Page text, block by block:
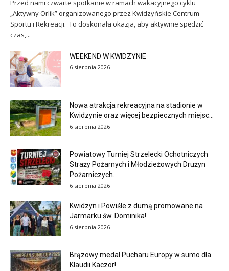
Przed nami czwarte spotkanie w ramach wakacyjnego cyklu
„Aktywny Orlik” organizowanego przez Kwidzyńskie Centrum
Sportu i Rekreacji. To doskonała okazja, aby aktywnie spędzić
czas,...
WEEKEND W KWIDZYNIE
6 sierpnia 2026
Nowa atrakcja rekreacyjna na stadionie w
Kwidzynie oraz więcej bezpiecznych miejsc...
6 sierpnia 2026
Powiatowy Turniej Strzelecki Ochotniczych
Straży Pożarnych i Młodzieżowych Drużyn
Pożarniczych.
6 sierpnia 2026
Kwidzyn i Powiśle z dumą promowane na
Jarmarku św. Dominika!
6 sierpnia 2026
Brązowy medal Pucharu Europy w sumo dla
Klaudii Kaczor!